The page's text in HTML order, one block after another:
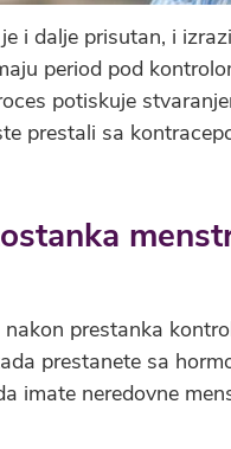
i dalje prisutan, i
period pod
potiskuje
prestali sa
prestanka
prestanete sa
imate neredovne